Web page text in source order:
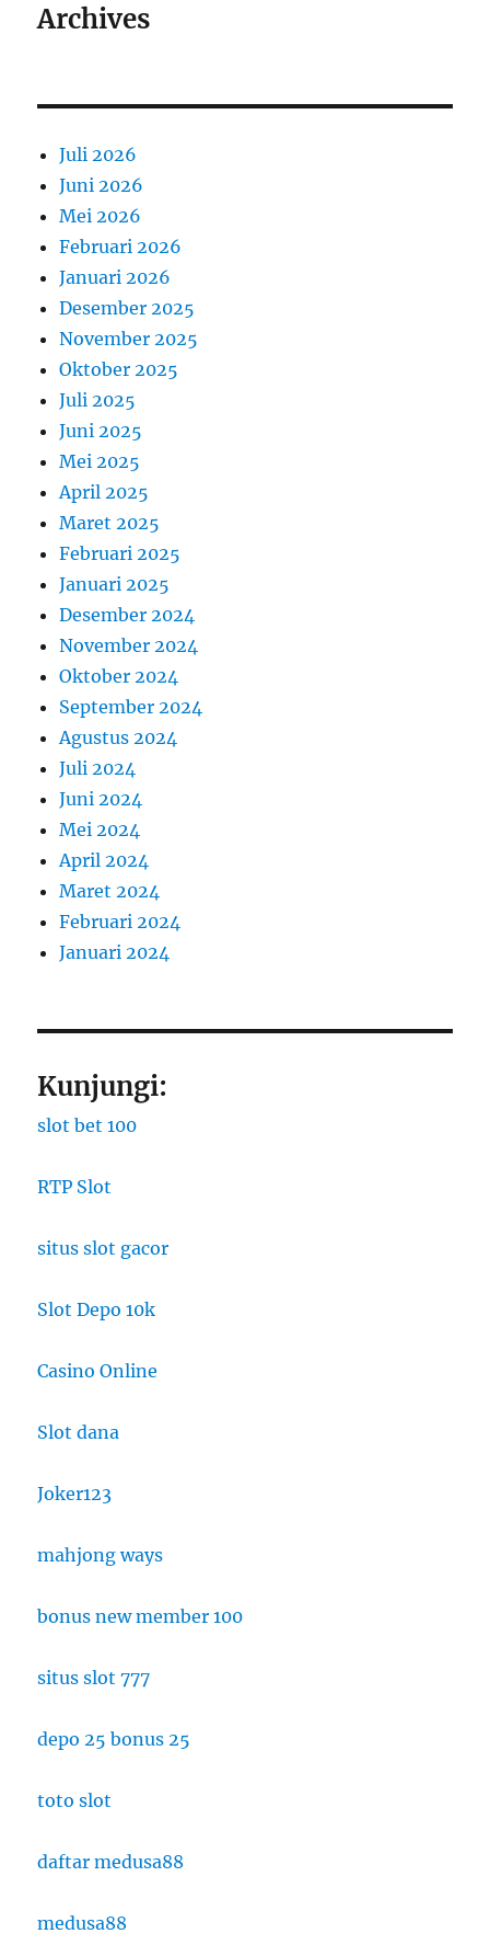
Archives
Juli 2026
Juni 2026
Mei 2026
Februari 2026
Januari 2026
Desember 2025
November 2025
Oktober 2025
Juli 2025
Juni 2025
Mei 2025
April 2025
Maret 2025
Februari 2025
Januari 2025
Desember 2024
November 2024
Oktober 2024
September 2024
Agustus 2024
Juli 2024
Juni 2024
Mei 2024
April 2024
Maret 2024
Februari 2024
Januari 2024
Kunjungi:
slot bet 100
RTP Slot
situs slot gacor
Slot Depo 10k
Casino Online
Slot dana
Joker123
mahjong ways
bonus new member 100
situs slot 777
depo 25 bonus 25
toto slot
daftar medusa88
medusa88